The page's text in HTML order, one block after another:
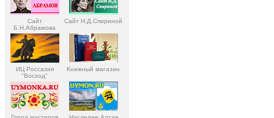
Сайт
Б.Н.Абрамова
Сайт Н.Д.Спириной
ИЦ Россазия
"Восход"
Книжный магазин